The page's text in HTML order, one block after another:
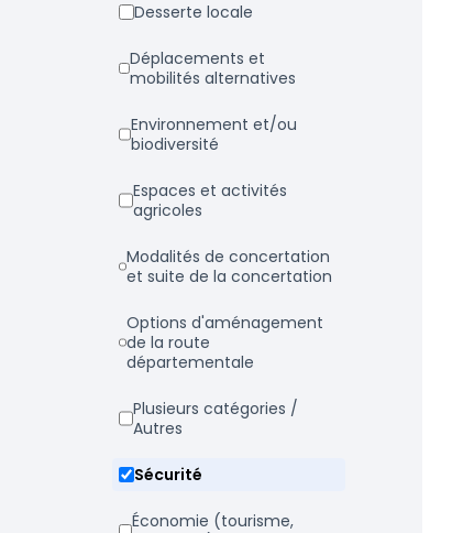
Desserte locale
Déplacements et
mobilités alternatives
Environnement et/ou
biodiversité
Espaces et activités
agricoles
Modalités de concertation
et suite de la concertation
Options d'aménagement
de la route
départementale
Plusieurs catégories /
Autres
Sécurité
Économie (tourisme,